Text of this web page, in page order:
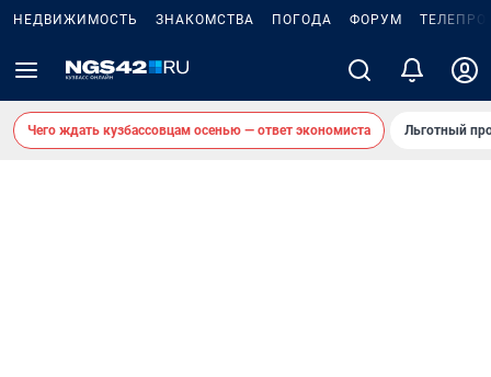
НЕДВИЖИМОСТЬ ЗНАКОМСТВА ПОГОДА ФОРУМ
Чего ждать кузбассовцам осенью — ответ экономиста Льготный